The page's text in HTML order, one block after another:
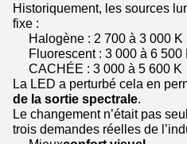
Historiquement, les sources
fixe :
Halogène : 2 700 à 3 000 K
Fluorescent : 3 000 à 6 500
CACHÉE : 3 000 à 5 600 K
La LED a perturbé cela en
de la sortie spectrale.
Le changement n’était pas
trois demandes réelles de